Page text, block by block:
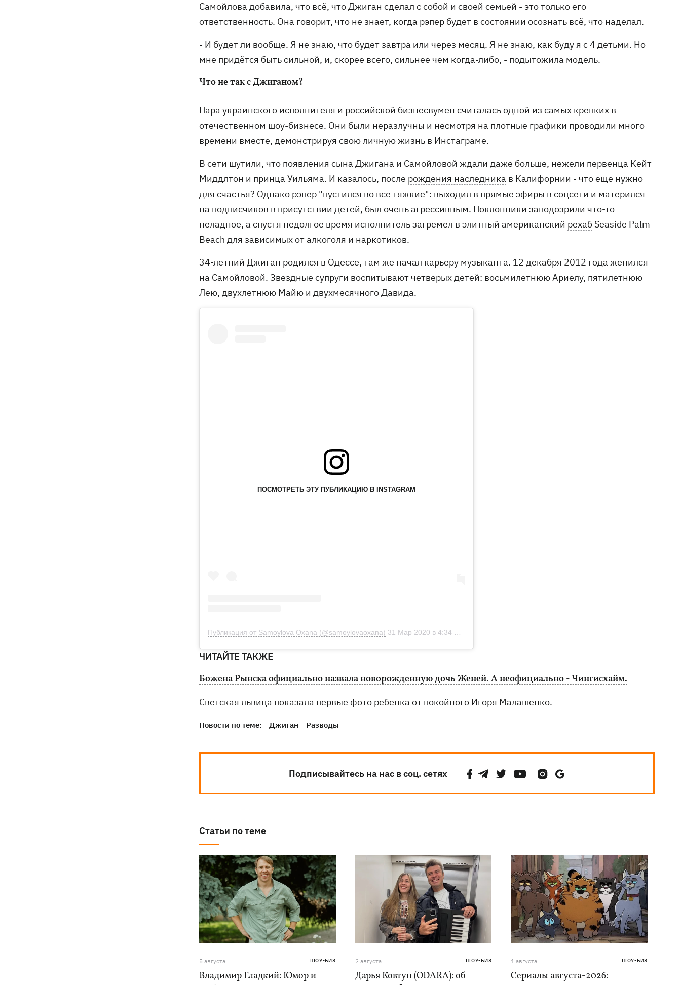
Самойлова добавила, что всё, что Джиган сделал с собой и своей семьей - это только его
ответственность. Она говорит, что не знает, когда рэпер будет в состоянии осознать всё, что наделал.
- И будет ли вообще. Я не знаю, что будет завтра или через месяц. Я не знаю, как буду я с 4 детьми. Но
мне придётся быть сильной, и, скорее всего, сильнее чем когда-либо, - подытожила модель.
Что не так с Джиганом?
Пара украинского исполнителя и российской бизнесвумен считалась одной из самых крепких в
отечественном шоу-бизнесе. Они были неразлучны и несмотря на плотные графики проводили много
времени вместе, демонстрируя свою личную жизнь в Инстаграме.
В сети шутили, что появления сына Джигана и Самойловой ждали даже больше, нежели первенца Кейт
Миддлтон и принца Уильяма. И казалось, после рождения наследника в Калифорнии - что еще нужно
для счастья? Однако рэпер "пустился во все тяжкие": выходил в прямые эфиры в соцсети и матерился
на подписчиков в присутствии детей, был очень агрессивным. Поклонники заподозрили что-то
неладное, а спустя недолгое время исполнитель загремел в элитный американский рехаб Seaside Palm
Beach для зависимых от алкоголя и наркотиков.
34-летний Джиган родился в Одессе, там же начал карьеру музыканта. 12 декабря 2012 года женился
на Самойловой. Звездные супруги воспитывают четверых детей: восьмилетнюю Ариелу, пятилетнюю
Лею, двухлетнюю Майю и двухмесячного Давида.
ПОСМОТРЕТЬ ЭТУ ПУБЛИКАЦИЮ В INSTAGRAM
Публикация от Samoylova Oxana (@samoylovaoxana) 31 Мар 2020 в 4:34 PDT
ЧИТАЙТЕ ТАКЖЕ
Божена Рынска официально назвала новорожденную дочь Женей. А неофициально - Чингисхайм.
Светская львица показала первые фото ребенка от покойного Игоря Малашенко.
Новости по теме: Джиган Разводы
Подписывайтесь на нас в соц. сетях
Статьи по теме
5 августа ШОУ-БИЗ
Владимир Гладкий: Юмор и
2 августа ШОУ-БИЗ
Дарья Ковтун (ODARA): об
1 августа ШОУ-БИЗ
Сериалы августа-2026: